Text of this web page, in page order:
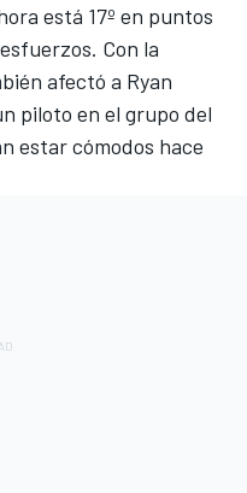
está 17º en puntos
Con la
afectó a Ryan
piloto en el grupo del
estar cómodos hace